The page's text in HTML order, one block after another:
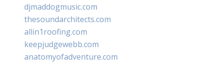
djmaddogmusic.com
thesoundarchitects.com
allin1roofing.com
keepjudgewebb.com
anatomyofadventure.com